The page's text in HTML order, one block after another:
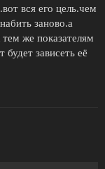
вся его цель.чем
заново.а
же показателям
будет зависеть её